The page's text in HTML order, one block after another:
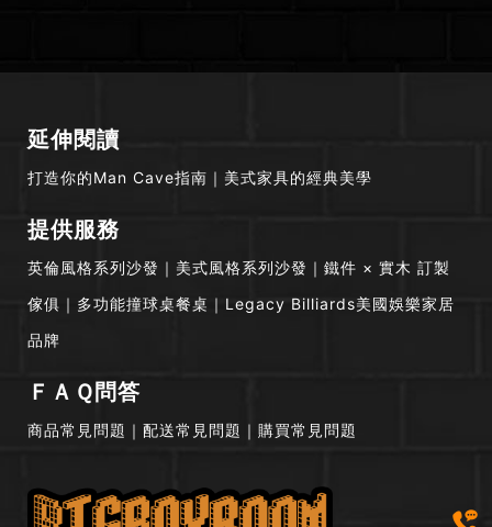
延伸閱讀
打造你的Man Cave指南 ｜ 美式家具的經典美學
提供服務
英倫風格系列沙發 ｜ 美式風格系列沙發 ｜ 鐵件 × 實木 訂製
傢俱 ｜ 多功能撞球桌餐桌 ｜ Legacy Billiards美國娛樂家居
品牌
ＦＡＱ問答
商品常見問題 ｜ 配送常見問題 ｜ 購買常見問題